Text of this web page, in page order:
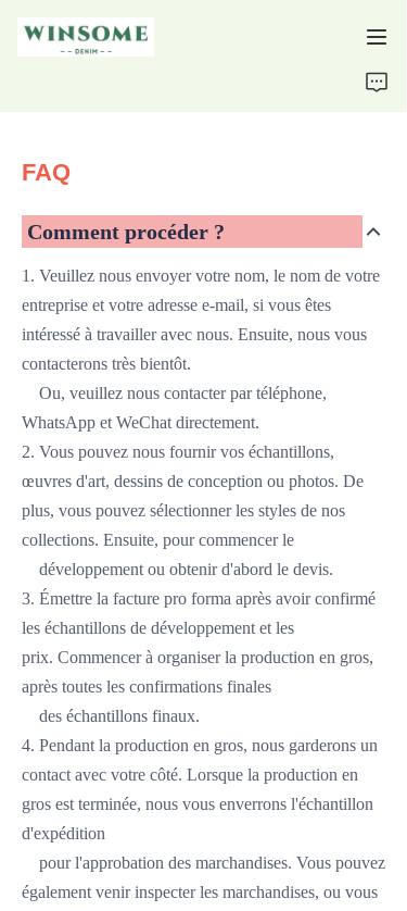
FAQ
Comment procéder ?
1. Veuillez nous envoyer votre nom, le nom de votre
entreprise et votre adresse e-mail, si vous êtes
intéressé à travailler avec nous. Ensuite, nous vous
contacterons très bientôt.
Ou, veuillez nous contacter par téléphone,
WhatsApp et WeChat directement.
2. Vous pouvez nous fournir vos échantillons,
œuvres d'art, dessins de conception ou photos. De
plus, vous pouvez sélectionner les styles de nos
collections. Ensuite, pour commencerle
développement ou obtenir d'abord le devis.
3. Émettre la facture pro forma après avoir confirmé
les échantillons de développement et les
prix. Commencer à organiser la production en gros,
après toutes les confirmations finales
des échantillons finaux.
4. Pendant la production en gros, nous garderons un
contact avec votre côté. Lorsque la production en
gros est terminée, nous vous enverrons l'échantillon
d'expédition
pour l'approbation des marchandises. Vous pouvez
également venir inspecter les marchandises, ou vous
About Us
Support